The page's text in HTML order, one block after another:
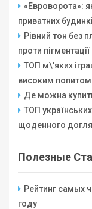
«Евроворота»:
приватних
Рівний тон без
проти пігментації
ТОП м\’яких
високим
Де можна
ТОП
щоденного
Полезные
Рейтинг самых
году